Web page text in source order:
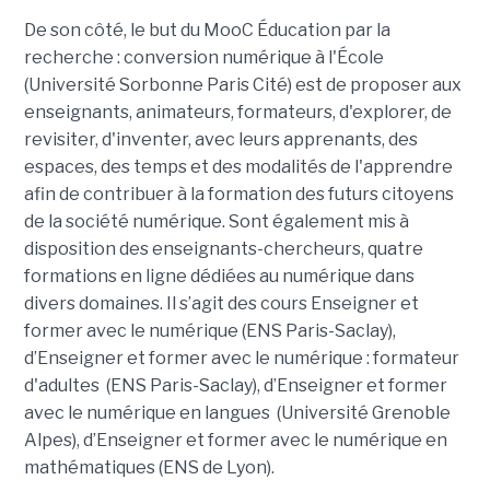
De son côté, le but du MooC Éducation par la
recherche : conversion numérique à l'École
(Université Sorbonne Paris Cité) est de proposer aux
enseignants, animateurs, formateurs, d'explorer, de
revisiter, d'inventer, avec leurs apprenants, des
espaces, des temps et des modalités de l'apprendre
afin de contribuer à la formation des futurs citoyens
de la société numérique. Sont également mis à
disposition des enseignants-chercheurs, quatre
formations en ligne dédiées au numérique dans
divers domaines.
Il s’agit des cours Enseigner et
former avec le numérique (ENS Paris-Saclay),
d’ Enseigner et former avec le numérique : formateur
d'adultes(ENS Paris-Saclay), d’ Enseigner et former
avec le numérique en langues(Université Grenoble
Alpes), d’ Enseigner et former avec le numérique en
mathématiques(ENS de Lyon).